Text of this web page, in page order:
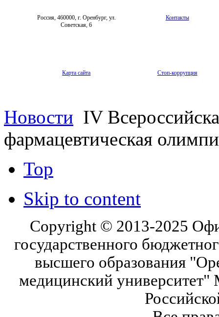
Россия, 460000, г. Оренбург, ул.
Советская, 6
Контакты
Карта сайта Стоп-коррупция
Новости IV
фармацевтическая
Top
Skip to content
Copyright © 2013-2025
государственного
высшего образования
медицинский университет"